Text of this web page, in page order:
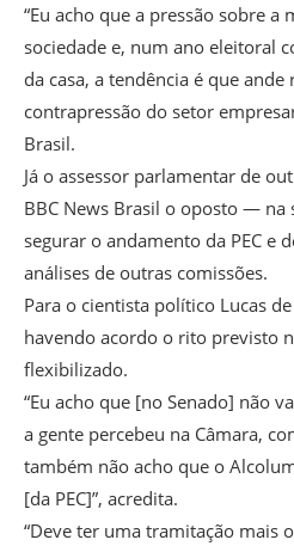
“Eu acho que a pressão sobre a
sociedade e, num ano eleitoral
da casa, a tendência é que
contrapressão do setor
Brasil.
Já o assessor parlamentar de
BBC News Brasil o oposto — na
segurar o andamento da PEC e
análises de outras comissões.
Para o cientista político Lucas
havendo acordo o rito previsto
flexibilizado.
“Eu acho que [no Senado] não
a gente percebeu na Câmara,
também não acho que o
[da PEC]”, acredita.
“Deve ter uma tramitação mais